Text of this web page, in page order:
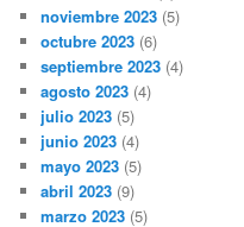
noviembre 2023 (5)
octubre 2023 (6)
septiembre 2023 (4)
agosto 2023 (4)
julio 2023 (5)
junio 2023 (4)
mayo 2023 (5)
abril 2023 (9)
marzo 2023 (5)